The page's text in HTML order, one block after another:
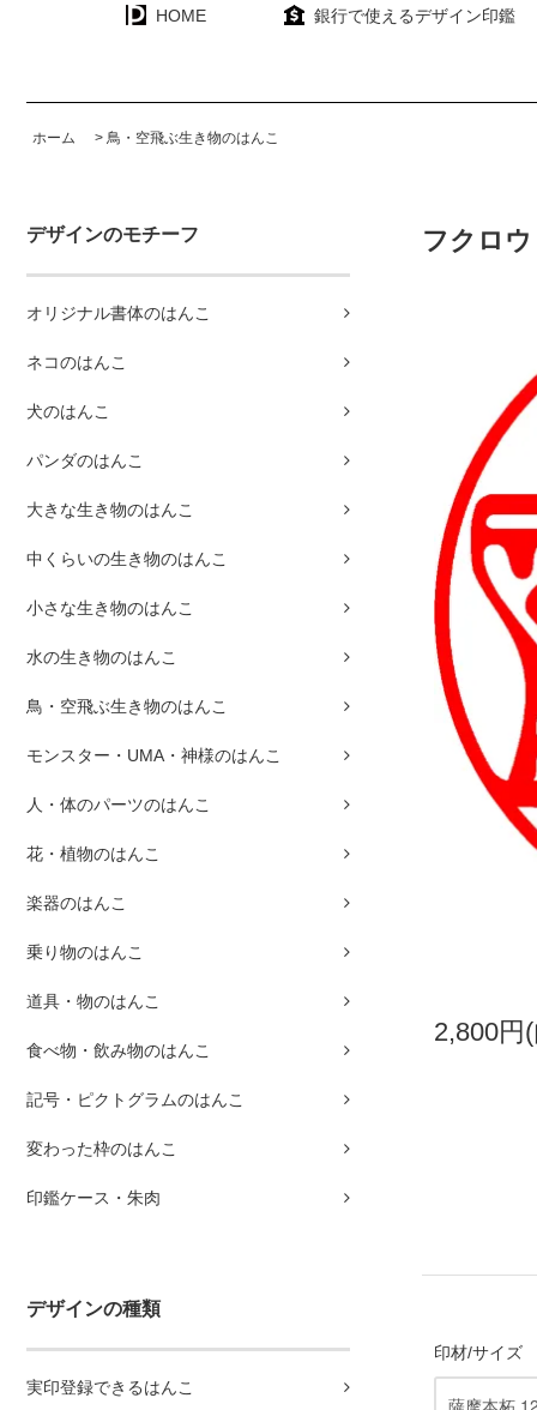
HOME 銀行で使えるデザイン印鑑
ホーム > 鳥・空飛ぶ生き物のはんこ
デザインのモチーフ
オリジナル書体のはんこ
ネコのはんこ
犬のはんこ
パンダのはんこ
大きな生き物のはんこ
中くらいの生き物のはんこ
小さな生き物のはんこ
水の生き物のはんこ
鳥・空飛ぶ生き物のはんこ
モンスター・UMA・神様のはんこ
人・体のパーツのはんこ
花・植物のはんこ
楽器のはんこ
乗り物のはんこ
道具・物のはんこ
食べ物・飲み物のはんこ
記号・ピクトグラムのはんこ
変わった枠のはんこ
印鑑ケース・朱肉
デザインの種類
実印登録できるはんこ
フクロ
2,800円
印材/サイズ